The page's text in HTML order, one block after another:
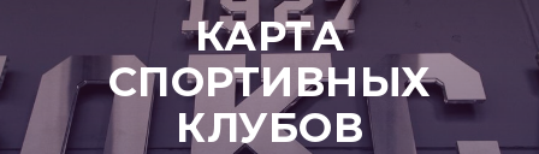
КАРТА
СПОРТИВНЫХ
КЛУБОВ